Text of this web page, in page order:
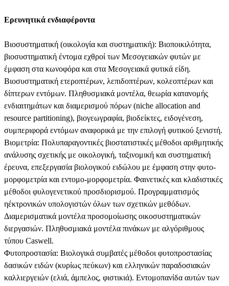
Ερευνητικά ενδιαφέροντα
Βιοσυστηματική (οικολογία και συστηματική): Βιοποικιλότητα,
βιοσυστηματική έντομα εχθροί των Μεσογειακών φυτών με
έμφαση στα κωνοφόρα και στα Μεσογειακά φυτικά είδη.
Βιοσυστηματική ετεροπτέρων, λεπιδοπτέρων, κολεοπτέρων και
δίπτερων εντόμων. Πληθυσμιακά μοντέλα, θεωρία κατανομής
ενδιαιτημάτων και διαμερισμού πόρων (niche allocation and
resource partitioning), βιογεωγραφία, βιοδείκτες, ειδογένεση,
συμπεριφορά εντόμων αναφορικά με την επιλογή φυτικού ξενιστή.
Βιομετρία: Πολυπαραγοντικές βιοστατιστικές μέθοδοι αριθμητικής
ανάλυσης σχετικής με οικολογική, ταξινομική και συστηματική
έρευνα, επεξεργασία βιολογικού ειδώλου με έμφαση στην φυτο-
μορφομετρία και εντομο-μορφομετρία. Φαινετικές και κλαδιστικές
μέθοδοι φυλογενετικού προσδιορισμού. Προγραμματισμός
ηέκτρονικών υπολογιστών όλων των σχετικών μεθόδων.
Διαμερισματικά μοντέλα προσομοίωσης οικοσυστηματικών
διεργασιών. Πληθυσμιακά μοντέλα πινάκων με αλγόριθμους
τύπου Caswell.
Φυτοπροστασία: Βιολογικά συμβατές μέθοδοι φυτοπροστασίας
δασικών ειδών (κυρίως πεύκων) και ελληνικών παραδοσιακών
καλλιεργειών (ελιά, άμπελος, φιστικιά). Εντομοπανίδα αυτών των